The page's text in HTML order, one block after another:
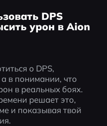
DPS
урон в Aion
о DPS,
в понимании, что
в реальных боях.
решает это,
и показывая твой